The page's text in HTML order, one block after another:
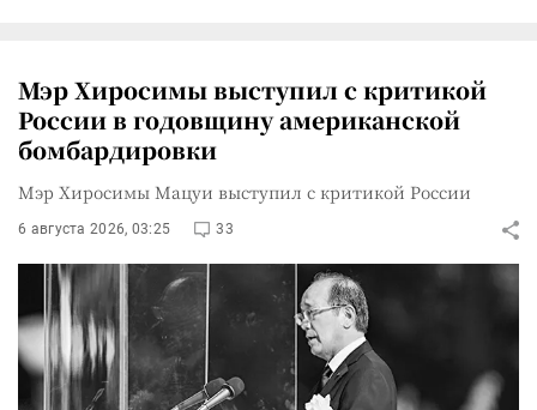
Мэр Хиросимы выступил с критикой
России в годовщину американской
бомбардировки
Мэр Хиросимы Мацуи выступил с критикой России
6 августа 2026, 03:25 33